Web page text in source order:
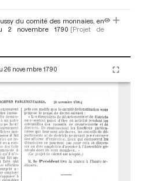
du comité des monnaies, en
2 novembre 1790 [Projet de
26 novembre 1790